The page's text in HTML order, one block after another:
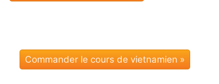
Commander le cours de vietnamien »